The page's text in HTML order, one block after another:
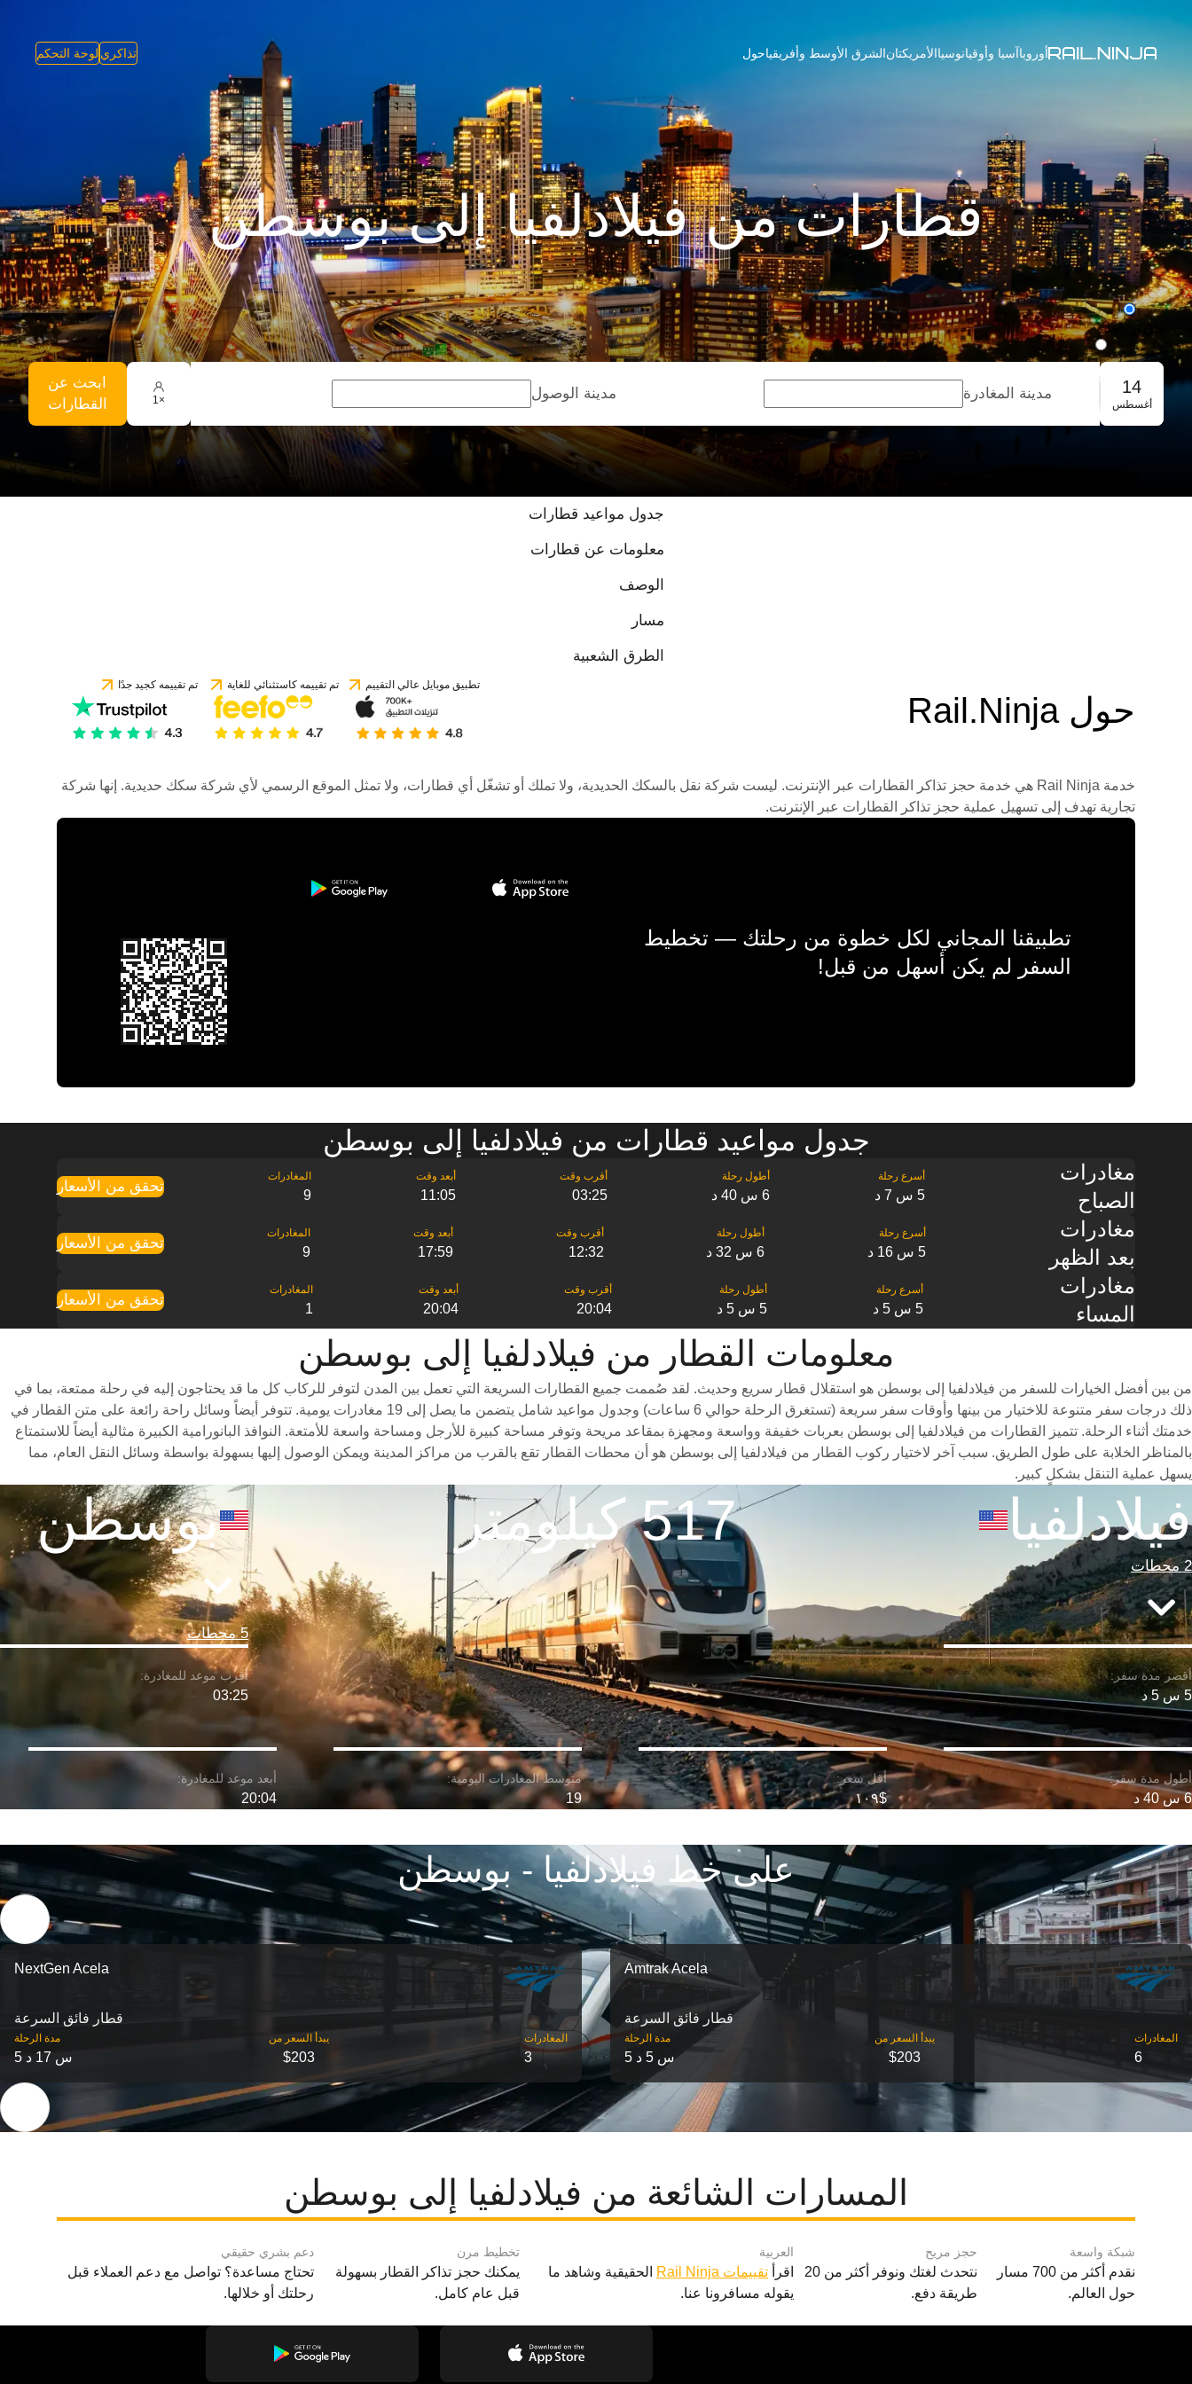
أوروباآسيا وأوقيانوسياالأمريكتانالشرق الأوسط وأفريقياحول تذاكري لوحة التحكم
قطارات من فيلادلفيا إلى بوسطن
طريق واحد
رحلة ذهاب وإياب
الحجز الجماعي
14
أغسطس
مدينة المغادرة مدينة الوصول ×
1
ابحث عن
القطارات
جدول مواعيد قطارات
معلومات عن قطارات
الوصف
مسار
الطرق الشعبية
حول Rail.Ninja
تطبيق موبايل عالي التقييم تم تقييمه كاستثنائي للغاية تم تقييمه كجيد جدًا
خدمة Rail Ninja هي خدمة حجز تذاكر القطارات عبر الإنترنت. ليست شركة نقل بالسكك الحديدية، ولا تملك أو تشغّل أي قطارات، ولا تمثل الموقع الرسمي لأي شركة سكك حديدية. إنها شركة
تجارية تهدف إلى تسهيل عملية حجز تذاكر القطارات عبر الإنترنت.
تطبيقنا المجاني لكل خطوة من رحلتك — تخطيط
السفر لم يكن أسهل من قبل!
جدول مواعيد قطارات من فيلادلفيا إلى بوسطن
مغادرات
الصباح
5 س 7 د 6 س 40 د 03:25
11:05
9
تحقق من الأسعار
مغادرات
بعد الظهر
5 س 16 د 6 س 32 د 12:32
17:59
9
تحقق من الأسعار
مغادرات
المساء
5 س 5 د 5 س 5 د 20:04
20:04
1
تحقق من الأسعار
معلومات القطار من ‎فيلادلفيا إلى ‎بوسطن
من بين أفضل الخيارات للسفر من فيلادلفيا إلى بوسطن هو استقلال قطار سريع وحديث. لقد صُممت جميع القطارات السريعة التي تعمل بين المدن لتوفر للركاب كل ما قد يحتاجون إليه في رحلة ممتعة، بما في
ذلك درجات سفر متنوعة للاختيار من بينها وأوقات سفر سريعة (تستغرق الرحلة حوالي 6 ساعات) وجدول مواعيد شامل يتضمن ما يصل إلى 19 مغادرات يومية. تتوفر أيضاً وسائل راحة رائعة على متن القطار في
خدمتك أثناء الرحلة. تتميز القطارات من فيلادلفيا إلى بوسطن بعربات خفيفة وواسعة ومجهزة بمقاعد مريحة وتوفر مساحة كبيرة للأرجل ومساحة واسعة للأمتعة. النوافذ البانورامية الكبيرة مثالية أيضاً للاستمتاع
بالمناظر الخلابة على طول الطريق. سبب آخر لاختيار ركوب القطار من فيلادلفيا إلى بوسطن هو أن محطات القطار تقع بالقرب من مراكز المدينة ويمكن الوصول إليها بسهولة بواسطة وسائل النقل العام، مما
يسهل عملية التنقل بشكلٍ كبير.
فيلادلفيا
2 محطات
517 كيلومتر بوسطن
5 محطات
5 س 5 د 03:25
6 س 40 د $١٠٩ 19
20:04
على خط فيلادلفيا - بوسطن
NextGen Acela
قطار فائق السرعة
مدة الرحلة
5 س 17 د
‎يبدأ السعر من
$203
‎المغادرات
3
Amtrak Acela
قطار فائق السرعة
مدة الرحلة
5 س 5 د
‎يبدأ السعر من
$203
‎المغادرات
6
المسارات الشائعة من فيلادلفيا إلى بوسطن
{{متوسط التقييم}} / 10 استنادًا إلى {{عدد التقييمات}} تقييمات
شبكة واسعة
نقدم أكثر من 700 مسار
حول العالم.
حجز مريح
نتحدث لغتك ونوفر أكثر من 20
طريقة دفع.
العربية
اقرأ تقييمات Rail Ninja
الحقيقية وشاهد ما
يقوله مسافرونا عنا.
تخطيط مرن
يمكنك حجز تذاكر القطار بسهولة
قبل عام كامل.
دعم بشري حقيقي
تحتاج مساعدة؟ تواصل مع دعم العملاء قبل
رحلتك أو خلالها.